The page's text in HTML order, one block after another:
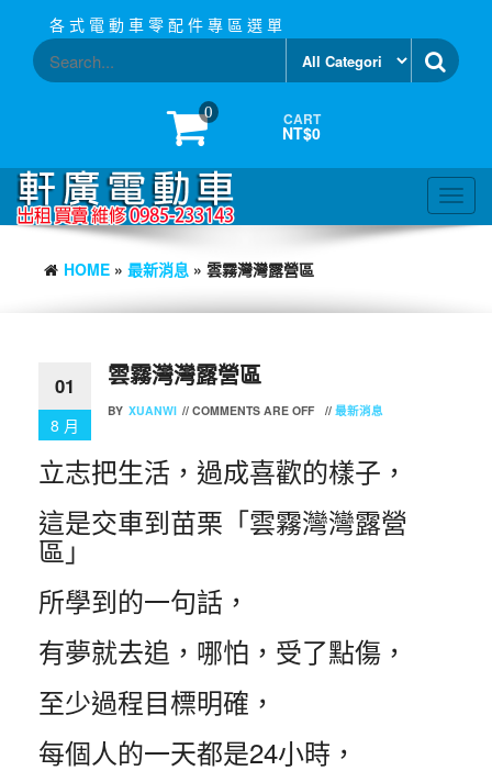
content
各 式 電 動 車 零 配 件 專 區 選 單
0 CART
NT$0
HOME » 最新消息 » 雲霧灣灣露營區
01
8 月
雲霧灣灣露營區
BY XUANWI // COMMENTS ARE OFF // 最新消息
立志把生活，過成喜歡的樣子，
這是交車到苗栗「雲霧灣灣露營
區」
所學到的一句話，
有夢就去追，哪怕，受了點傷，
至少過程目標明確，
每個人的一天都是24小時，